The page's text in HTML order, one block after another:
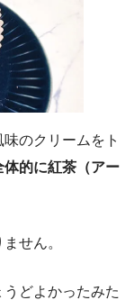
のクリームをト
体的に紅茶（アー
せん。
どよかったみた